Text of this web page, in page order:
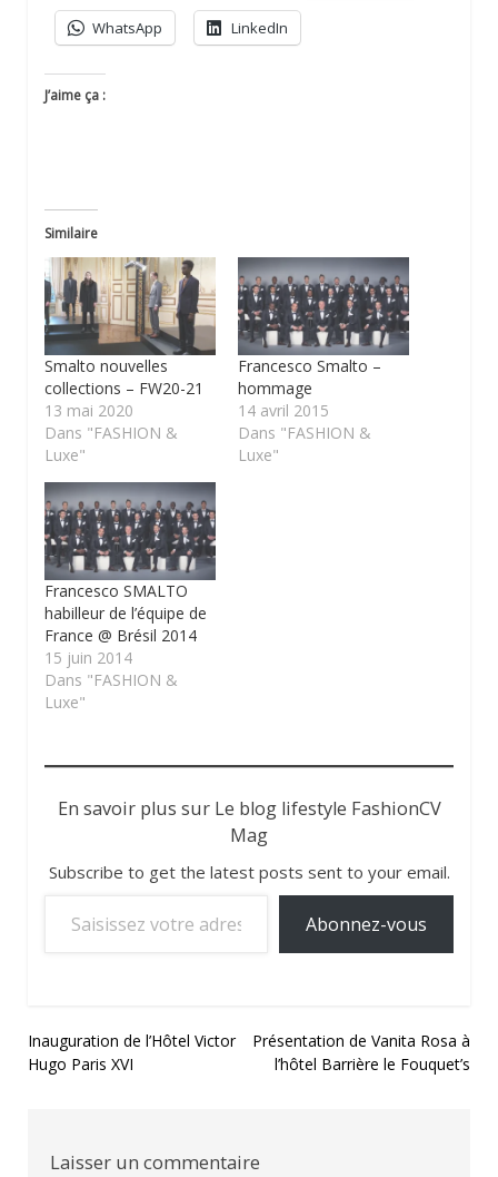
WhatsApp LinkedIn
J’aime ça :
Similaire
Smalto nouvelles
collections – FW20-21
13 mai 2020
Dans "FASHION &
Luxe"
Francesco Smalto –
hommage
14 avril 2015
Dans "FASHION &
Luxe"
Francesco SMALTO
habilleur de l’équipe de
France @ Brésil 2014
15 juin 2014
Dans "FASHION &
Luxe"
En savoir plus sur Le blog lifestyle FashionCV
Mag
Subscribe to get the latest posts sent to your email.
Abonnez-vous
Navigation
de
Inauguration de l’Hôtel Victor
Hugo Paris XVI
Présentation de Vanita Rosa à
l’hôtel Barrière le Fouquet’s
Laisser un commentaire